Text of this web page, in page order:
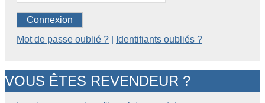
Connexion
Mot de passe oublié ?
Identifiants oubliés ?
VOUS ÊTES REVENDEUR ?